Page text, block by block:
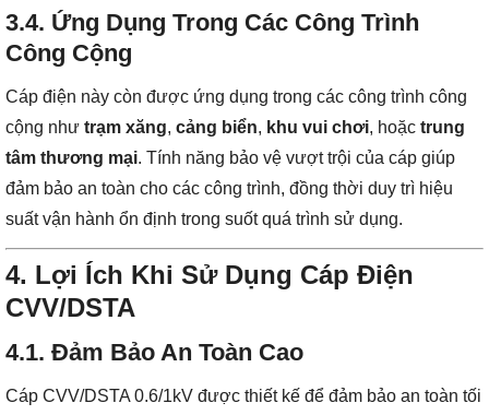
3.4. Ứng Dụng Trong Các Công Trình
Công Cộng
Cáp điện này còn được ứng dụng trong các công trình công
cộng như trạm xăng, cảng biển, khu vui chơi, hoặc trung
tâm thương mại. Tính năng bảo vệ vượt trội của cáp giúp
đảm bảo an toàn cho các công trình, đồng thời duy trì hiệu
suất vận hành ổn định trong suốt quá trình sử dụng.
4. Lợi Ích Khi Sử Dụng Cáp Điện
CVV/DSTA
4.1. Đảm Bảo An Toàn Cao
Cáp CVV/DSTA 0.6/1kV được thiết kế để đảm bảo an toàn tối